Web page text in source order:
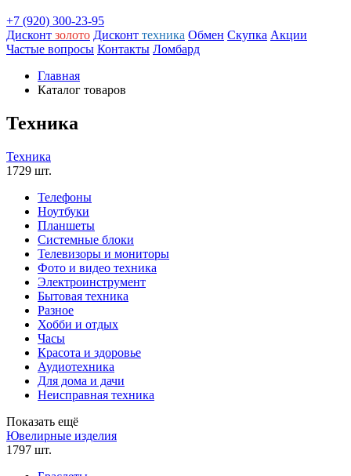
+7 (920) 300-23-95
Дисконт золото Дисконт техника Обмен Скупка Акции
Частые вопросы Контакты Ломбард
Главная
Каталог товаров
Техника
Техника
1729 шт.
Телефоны
Ноутбуки
Планшеты
Системные блоки
Телевизоры и мониторы
Фото и видео техника
Электроинструмент
Бытовая техника
Разное
Хобби и отдых
Часы
Красота и здоровье
Аудиотехника
Для дома и дачи
Неисправная техника
Показать ещё
Ювелирные изделия
1797 шт.